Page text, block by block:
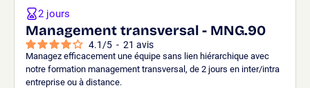
Management transversal - MNG.90
4.1 /5 - 21 avis
Managez efficacement une équipe sans lien hiérarchique avec
notre formation management transversal, de 2 jours en inter/intra
entreprise ou à distance.
2 jours